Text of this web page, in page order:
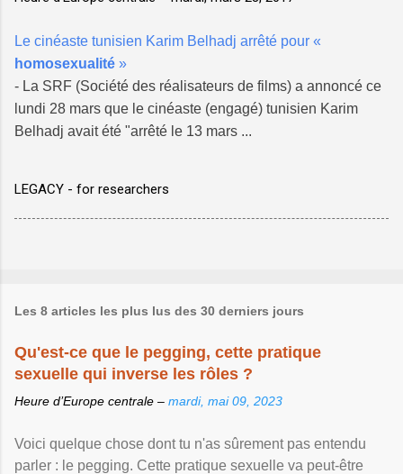
Le cinéaste tunisien Karim Belhadj arrêté pour «
homosexualité »
- La SRF (Société des réalisateurs de films) a annoncé ce
lundi 28 mars que le cinéaste (engagé) tunisien Karim
Belhadj avait été "arrêté le 13 mars ...
LEGACY - for researchers
Les 8 articles les plus lus des 30 derniers jours
Qu'est-ce que le pegging, cette pratique
sexuelle qui inverse les rôles ?
Heure d’Europe centrale – mardi, mai 09, 2023
Voici quelque chose dont tu n'as sûrement pas entendu
parler : le pegging. Cette pratique sexuelle va peut-être